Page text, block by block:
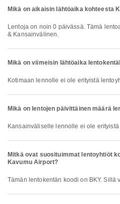
Mikä on aikaisin lähtöaika kohteesta
Lentoja on noin 0 päivässä. Tämä lentoasema palvelee lentoa Kotimaan
& Kansainvälinen.
Mikä on viimeisin lähtöaika
Kotimaan lennolle ei ole erityistä
Mikä on lentojen päivittäinen määrä
Kansainväliselle lennolle ei ole
Mitkä ovat suosituimmat lentoyhtiöt
Kavumu Airport?
Tämän lentokentän koodi on BKY.